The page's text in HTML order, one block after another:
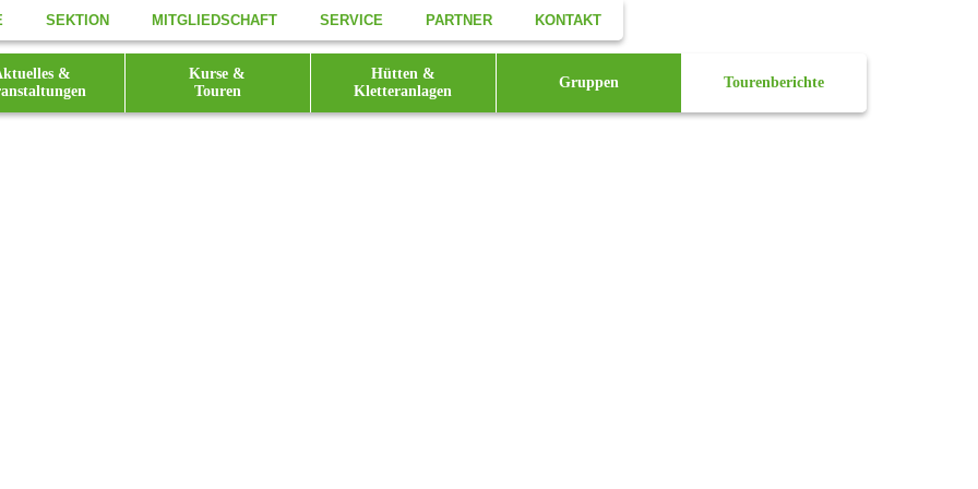
SEKTION MITGLIEDSCHAFT SERVICE PARTNER KONTAKT
Facebook
&
Kurse &
Touren
Hütten &
Kletteranlagen
Gruppen Tourenberichte